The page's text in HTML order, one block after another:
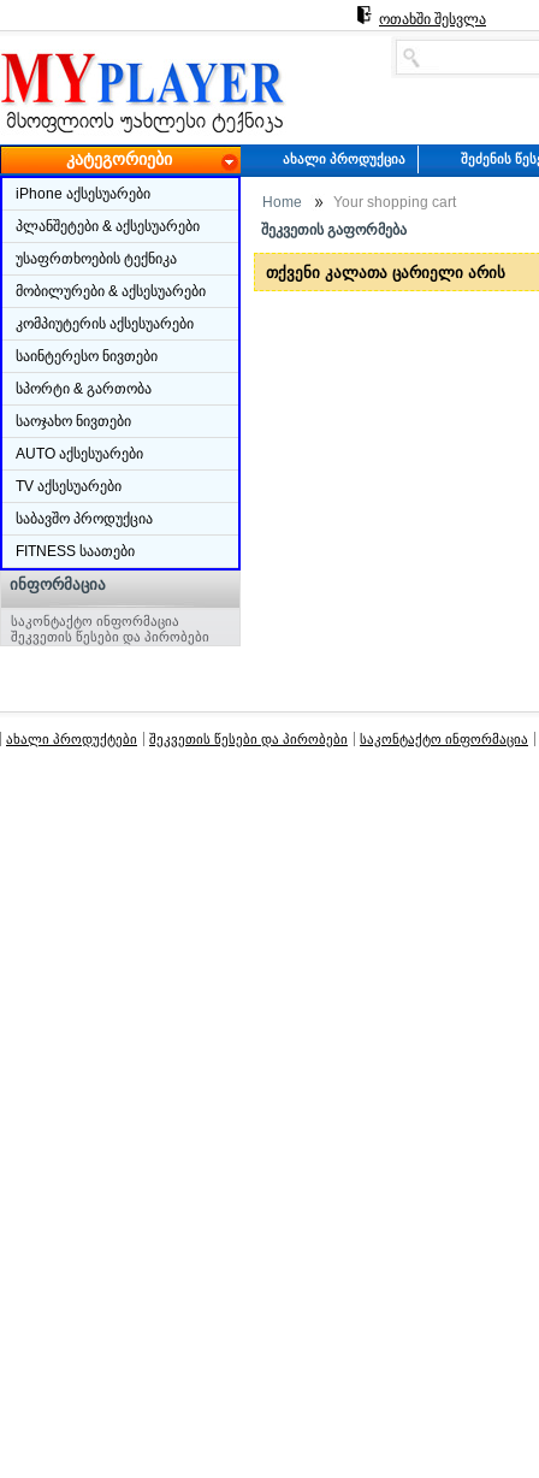
ოთახში შესვლა
ᲙᲐᲢᲔᲒᲝᲠᲘᲔᲑᲘ ᲐᲮᲐᲚᲘ ᲞᲠᲝᲓᲣᲥᲪᲘᲐ ᲨᲔᲫᲔᲜᲘᲡ
iPhone აქსესუარები
პლანშეტები & აქსესუარები
უსაფრთხოების ტექნიკა
მობილურები & აქსესუარები
კომპიუტერის აქსესუარები
საინტერესო ნივთები
სპორტი & გართობა
საოჯახო ნივთები
AUTO აქსესუარები
TV აქსესუარები
საბავშო პროდუქცია
FITNESS საათები
ᲘᲜᲤᲝᲠᲛᲐᲪᲘᲐ
საკონტაქტო ინფორმაცია
შეკვეთის წესები და პირობები
Home
Your shopping cart
ᲨᲔᲙᲕᲔᲗᲘᲡ ᲒᲐᲤᲝᲠᲛᲔᲑᲐ
თქვენი კალათა ცარიელი არის
ახალი პროდუქტები შეკვეთის წესები და პირობები საკონტაქტო ინფორმაცია